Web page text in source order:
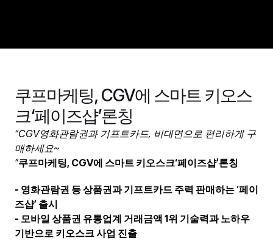
회사소개
경쟁력
비즈니스
포트폴리오
인재채용
제휴문의
뉴스룸
쿠프마케팅, CGV에 스마트 키오스
크‘페이즈샵’론칭
“CGV영화관람권과 기프트카드, 비대면으로 편리하게 구
매하세요~
”쿠프마케팅, CGV에 스마트 키오스크‘페이즈샵’론칭
- 영화관람권 등 상품권과 기프트카드 주력 판매하는 ‘페이
즈샵’ 출시
- 모바일 상품권 유통업계 거래금액 1위 기술력과 노하우
기반으로 키오스크 사업 진출